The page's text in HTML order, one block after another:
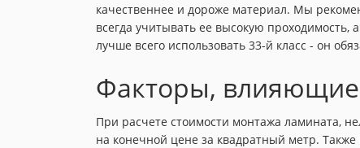
качественнее и дороже материал. Мы
всегда учитывать ее высокую
лучше всего использовать 33-й класс - он
Факторы, влияющие
При расчете стоимости монтажа ламината,
на конечной цене за квадратный метр.